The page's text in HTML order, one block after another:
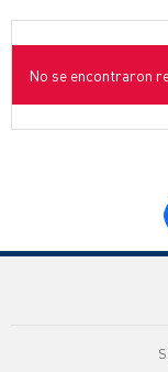
No se encontraron